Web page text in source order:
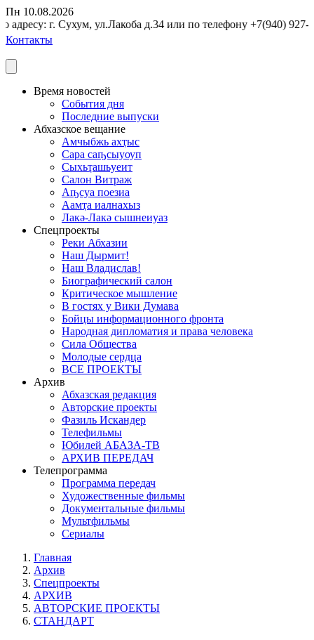
Пн 10.08.2026
г. Сухум, ул.Лакоба д.34 или по телефону +7(940) 927-
Контакты
Время новостей
События дня
Последние выпуски
Абхазское вещание
Амчыбжь ахҭыс
Сара саҧсыуоуп
Сыхьҭашьуеит
Салон Витраж
Аҧсуа поезиа
Аамҭа иалнахыз
Лакә-Лакә сышнеиуаз
Спецпроекты
Реки Абхазии
Наш Дырмит!
Наш Владислав!
Биографический салон
Критическое мышление
В гостях у Вики Думава
Бойцы информационного фронта
Народная дипломатия и права человека
Сила Общества
Молодые сердца
ВСЕ ПРОЕКТЫ
Архив
Абхазская редакция
Авторские проекты
Фазиль Искандер
Телефильмы
Юбилей АБАЗА-ТВ
АРХИВ ПЕРЕДАЧ
Телепрограмма
Программа передач
Художественные фильмы
Документальные фильмы
Мультфильмы
Сериалы
Главная
Архив
Спецпроекты
АРХИВ
АВТОРСКИЕ ПРОЕКТЫ
СТАНДАРТ